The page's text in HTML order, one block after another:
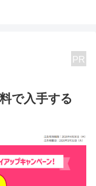
PR
で入手する